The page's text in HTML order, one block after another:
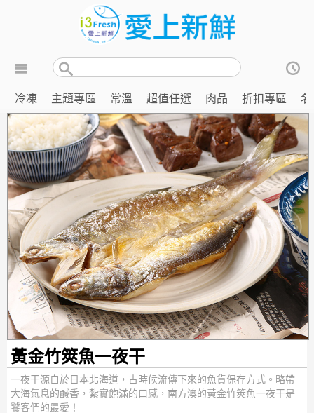
冷凍 主題專區 常溫 超值任選 肉品 折扣專區
黃金竹筴魚一夜干
一夜干源自於日本北海道，古時候流傳下來的魚貨保存方式。略帶
大海氣息的鹹香，紮實飽滿的口感，南方澳的黃金竹筴魚一夜干是
饕客們的最愛！